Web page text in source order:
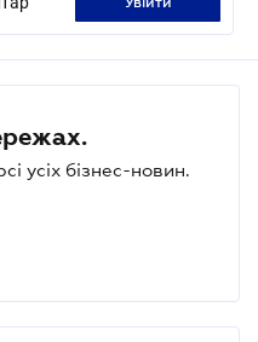
усіх бізнес-новин.